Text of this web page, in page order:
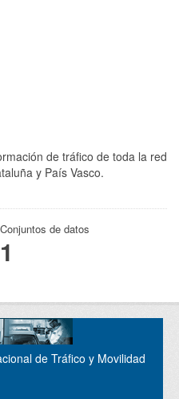
de tráfico de toda la red
y País Vasco.
Conjuntos de datos
1
de Tráfico y Movilidad